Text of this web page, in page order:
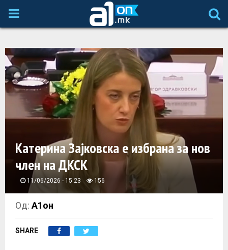
P
I
M
A
R
M
E
Катерина Зајковска e избрана за нов
член на ДКСК
11/06/2026 - 15:23 156
Од:А1он
SHARE